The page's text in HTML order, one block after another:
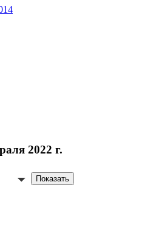
2022 г.
Показать